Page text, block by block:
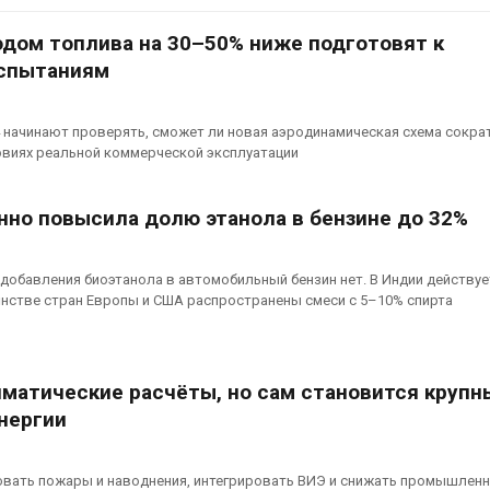
топлива на 30–50% ниже подготовят к
проверять, сможет ли новая аэродинамическая схема
реальной коммерческой эксплуатации
повысила долю этанола в бензине до 32%
биоэтанола в автомобильный бензин нет. В Индии
стран Европы и США распространены смеси с 5–10% спирта
расчёты, но сам становится
пожары и наводнения, интегрировать ВИЭ и снижать
Шэньси из-за паводков
экообменники для сбора
Учёные предложили
площадок запустят в
Авг 6, 2026
соли почти в
В пяти
задержали
Авг 6, 2026